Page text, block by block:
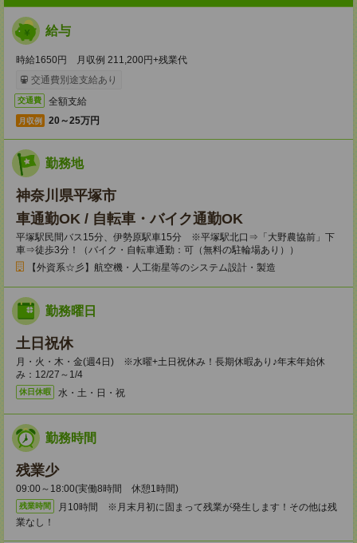
給与
時給1650円 月収例 211,200円+残業代
交通費別途支給あり
交通費 全額支給
月収例 20～25万円
勤務地
神奈川県平塚市
車通勤OK / 自転車・バイク通勤OK
平塚駅民間バス15分、伊勢原駅車15分 ※平塚駅北口⇒「大野農協前」下
車⇒徒歩3分！（バイク・自転車通勤：可（無料の駐輪場あり））
【外資系☆彡】航空機・人工衛星等のシステム設計・製造
勤務曜日
土日祝休
月・火・木・金(週4日) ※水曜+土日祝休み！長期休暇あり♪年末年始休
み：12/27～1/4
休日休暇 水・土・日・祝
勤務時間
残業少
09:00～18:00(実働8時間 休憩1時間)
残業時間
月10時間 ※月末月初に固まって残業が発生します！その他は残
業なし！